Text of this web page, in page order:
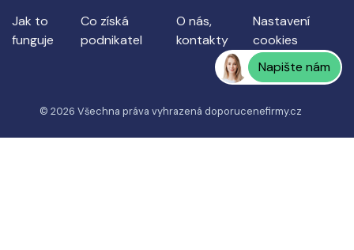
Jak to
funguje
Co získá
podnikatel
O nás,
kontakty
Nastavení
cookies
Napište nám
© 2026 Všechna práva vyhrazená doporucenefirmy.cz